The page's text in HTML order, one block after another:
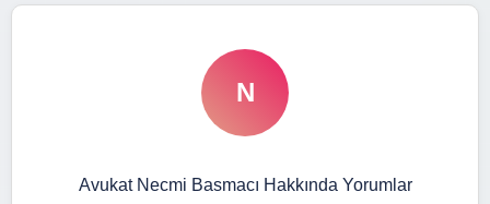
N
Avukat Necmi Basmacı Hakkında Yorumlar